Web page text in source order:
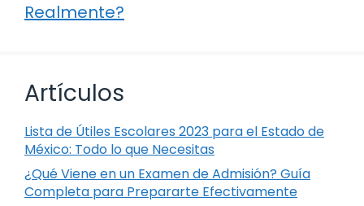
Realmente?
Artículos
Lista de Útiles Escolares 2023 para el Estado de
México: Todo lo que Necesitas
¿Qué Viene en un Examen de Admisión? Guía
Completa para Prepararte Efectivamente